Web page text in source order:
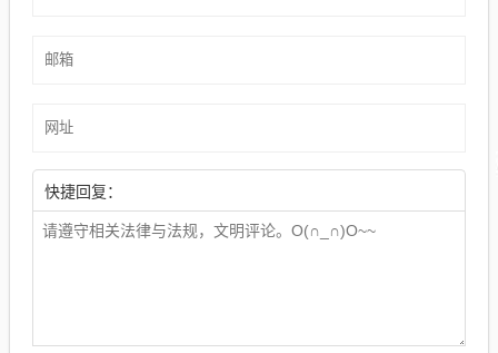
快捷回复：